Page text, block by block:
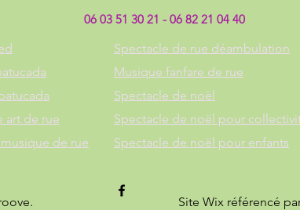
06 03 51 30 21 - 06 82 21 04 40
art de rue
de rue
Spectacle de rue déambulation
Musique fanfare de rue
Spectacle de noël
Spectacle de noël pour
Spectacle de noël pour enfants
Site Wix référencé